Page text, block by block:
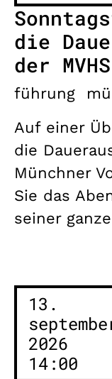
die
der MVHS
führung
Auf einer
die
Münchner
Sie das
seiner
13.
2026
14:00